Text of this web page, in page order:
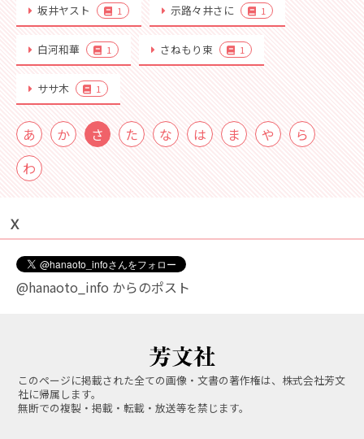
坂井ヤスト 1 示路々井さに 1
白河和華 1 さねもり束 1
ササ木 1
あ か さ た な は ま や
ら
わ
Ｘ
@hanaoto_info からのポスト
このページに掲載された全ての画像・文書の著作権は、株式会社芳文
社に帰属します。
無断での複製・掲載・転載・放送等を禁じます。